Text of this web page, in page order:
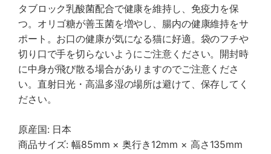
タブロック乳酸菌配合で健康を維持し、免疫力を保
つ。オリゴ糖が善玉菌を増やし、腸内の健康維持をサ
ポート。お口の健康が気になる猫に好適。袋のフチや
切り口で手を切らないようにご注意ください。開封時
に中身が飛び散る場合がありますのでご注意くださ
い。直射日光・高温多湿の場所は避けて、保存してく
ださい。
原産国: 日本
商品サイズ: 幅85mm × 奥行き12mm × 高さ135mm